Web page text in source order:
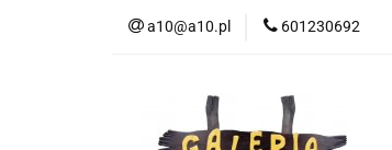
a10@a10.pl 601230692